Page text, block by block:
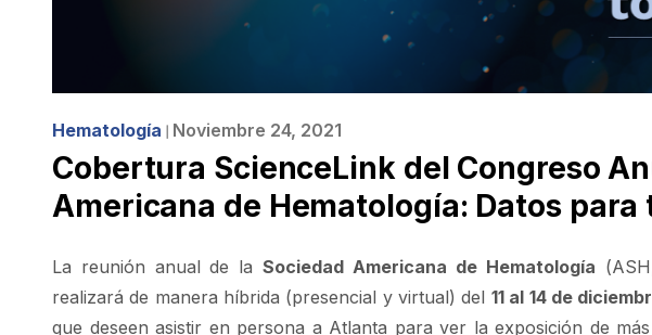
Hematología ❘ Noviembre 24, 2021
Cobertura ScienceLink del Congreso
Americana de Hematología: Datos para
La reunión anual de laSociedad Americana de Hematología
realizará de manera híbrida (presencial y virtual) del 11 al 14 de
que deseen asistir en persona a Atlanta para ver la exposición de